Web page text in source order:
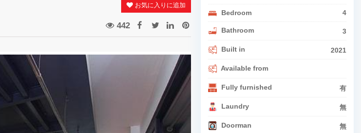
お気に入りに追加
442
Bedroom 4
Bathroom 3
Built in 2021
Available from
Fully furnished 有
Laundry 無
Doorman 無